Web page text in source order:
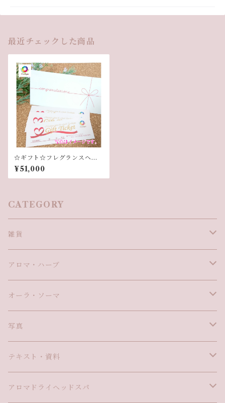
最近チェックした商品
☆ギフト☆フレグランスヘッ
ドスパ １２０分３回券
¥51,000
CATEGORY
雑貨
ヨーロッパ小物
フランス
ドイツ
アロマ・ハーブ
ハーブ
香水・薫香
香水
樹脂
健康
ミントグッズ
容器
オーラ・ソーマ
イクイリブリアムボトル
５０ｍｌ Ｂ００～５０
５０ｍｌ Ｂ５１～
ボトルペンダント
Ｂ００～５０
香水
写真
自然
ハーブ
風景
テキスト・資料
アロマ資格関係
アロマドライヘッドスパ